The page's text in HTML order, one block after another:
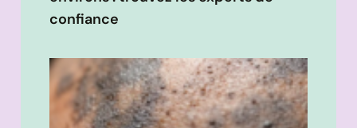
confiance